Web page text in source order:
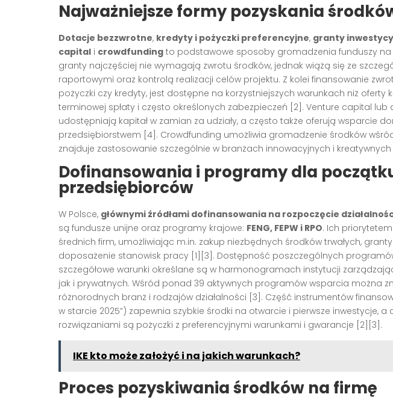
Najważniejsze formy pozyskania
Dotacje bezzwrotne, kredyty i pożyczki preferencyjne, granty
capital i crowdfunding to podstawowe sposoby gromadzenia funduszy
granty najczęściej nie wymagają zwrotu środków, jednak wiążą się ze
raportowymi oraz kontrolą realizacji celów projektu. Z kolei finansowanie
pożyczki czy kredyty, jest dostępne na korzystniejszych warunkach niż oferty
terminowej spłaty i często określonych zabezpieczeń [2] . Venture capital lub
udostępniają kapitał w zamian za udziały, a często także oferują wsparcie
przedsiębiorstwem [4] . Crowdfunding umożliwia gromadzenie środków
znajduje zastosowanie szczególnie w branżach innowacyjnych i kreatywnych
Dofinansowania i programy dla
przedsiębiorców
W Polsce, głównymi źródłami dofinansowania na rozpoczęcie
są fundusze unijne oraz programy krajowe: FENG, FEPW i RPO. Ich
średnich firm, umożliwiając m.in. zakup niezbędnych środków trwałych,
doposażenie stanowisk pracy [1][3] . Dostępność poszczególnych
szczegółowe warunki określane są w harmonogramach instytucji
jak i prywatnych. Wśród ponad 39 aktywnych programów wsparcia można
różnorodnych branż i rodzajów działalności [3] . Część instrumentów
w starcie 2025”) zapewnia szybkie środki na otwarcie i pierwsze inwestycje,
rozwiązaniami są pożyczki z preferencyjnymi warunkami i gwarancje [2][3] .
IKE kto może założyć i na jakich warunkach?
Proces pozyskiwania środków na firmę